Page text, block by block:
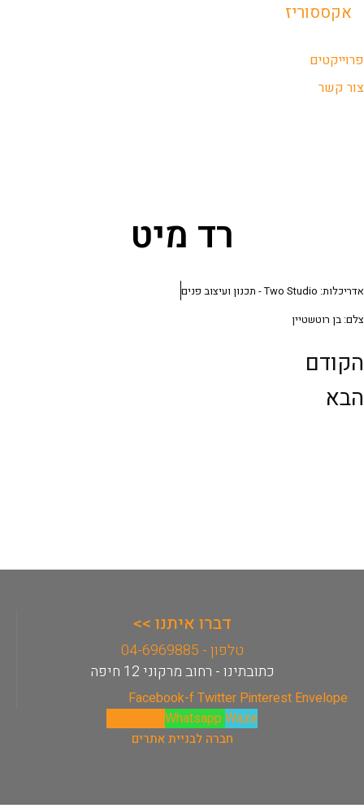
אקססוריז
פרוייקטים
צור קשר
רד מיט
אדריכלות: Two Studio - תכנון ועיצוב פנים
צלם: בן רוטשטיין
הקודם
הבא
דברו איתנו >>
טלפון - 04-6969885
כתובתינו - רחוב מרקוני 12 חיפה
Facebook-f Twitter Pinterest Envelope
WhatsappWaze
חברה לבניית אתרים